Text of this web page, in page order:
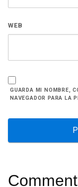
WEB
GUARDA MI NOMBRE,
NAVEGADOR PARA LA